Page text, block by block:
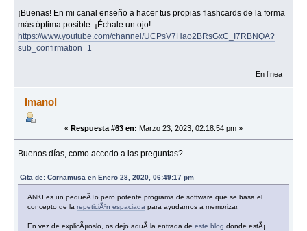
¡Buenas! En mi canal enseño a hacer tus propias flashcards de la forma
más óptima posible. ¡Échale un ojo!:
https://www.youtube.com/channel/UCPsV7Hao2BRsGxC_I7RBNQA?
sub_confirmation=1
En línea
Imanol
« Respuesta #63 en: Marzo 23, 2023, 02:18:54 pm »
Buenos días, como accedo a las preguntas?
Cita de: Cornamusa en Enero 28, 2020, 06:49:17 pm
ANKI es un pequeÃ±o pero potente programa de software que se basa el
concepto de larepeticiÃ³n espaciada para ayudarnos a memorizar.
En vez de explicÃ¡roslo, os dejo aquÃ­ la entrada deeste blog donde estÃ¡